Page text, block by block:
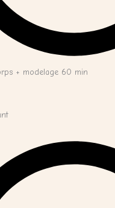
+ modelage 60 min